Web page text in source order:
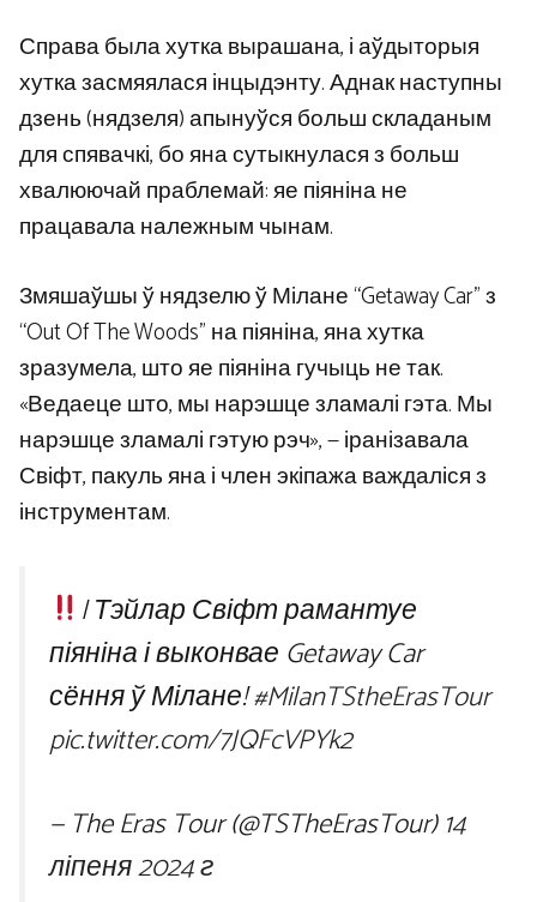
Справа была хутка вырашана, і аўдыторыя
хутка засмяялася інцыдэнту. Аднак наступны
дзень (нядзеля) апынуўся больш складаным
для спявачкі, бо яна сутыкнулася з больш
хвалюючай праблемай: яе піяніна не
працавала належным чынам.
Змяшаўшы ў нядзелю ў Мілане “Getaway Car” з
“Out Of The Woods” на піяніна, яна хутка
зразумела, што яе піяніна гучыць не так.
«Ведаеце што, мы нарэшце зламалі гэта. Мы
нарэшце зламалі гэтую рэч», — іранізавала
Свіфт, пакуль яна і член экіпажа важдаліся з
інструментам.
| Тэйлар Свіфт рамантуе
піяніна і выконвае Getaway Car
сёння ў Мілане!#MilanTStheErasTour
pic.twitter.com/7JQFcVPYk2
— The Eras Tour (@TSTheErasTour)14
ліпеня 2024 г